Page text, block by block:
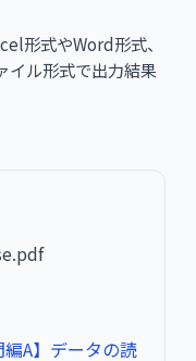
形式やWord形式、
ル形式で出力結果
A】データの読